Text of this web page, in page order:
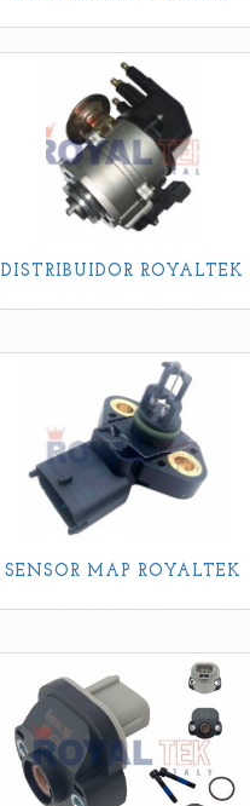
DISTRIBUIDOR ROYALTEK
SENSOR MAP ROYALTEK